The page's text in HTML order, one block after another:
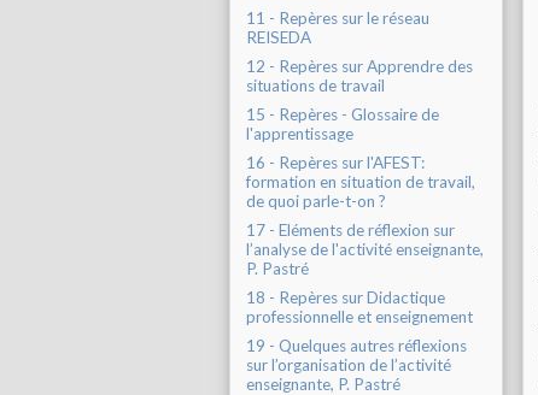
11 - Repères sur le réseau
REISEDA
12 - Repères sur Apprendre des
situations de travail
15 - Repères - Glossaire de
l'apprentissage
16 - Repères sur l'AFEST:
formation en situation de travail,
de quoi parle-t-on ?
17 - Eléments de réflexion sur
l’analyse de l'activité enseignante,
P. Pastré
18 - Repères sur Didactique
professionnelle et enseignement
19 - Quelques autres réflexions
sur l’organisation de l’activité
enseignante, P. Pastré